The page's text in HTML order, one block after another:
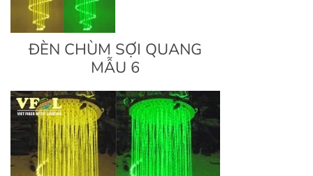
ĐÈN CHÙM SỢI QUANG
MẪU 6